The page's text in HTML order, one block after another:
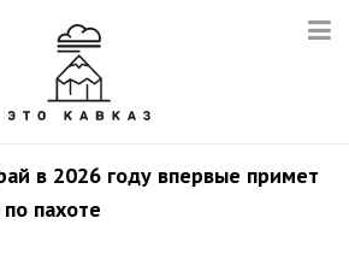
в 2026 году впервые примет
пахоте